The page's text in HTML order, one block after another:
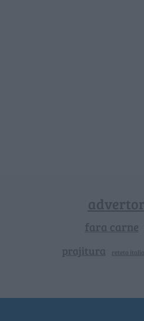
fara carne
prajitura reteta